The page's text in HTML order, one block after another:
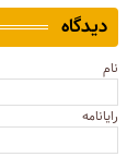
دیدگاه
نام
رایانامه